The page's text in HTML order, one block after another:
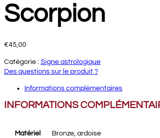
Scorpion
€45,00
Catégorie : Signe astrologique
Des questions sur le produit ?
Informations complémentaires
INFORMATIONS
Matériel Bronze, ardoise